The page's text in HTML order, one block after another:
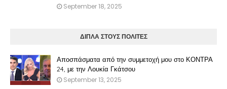
September 18, 2025
ΔΙΠΛΑ ΣΤΟΥΣ ΠΟΛΙΤΕΣ
Αποσπάσματα από την συμμετοχή μου στο ΚΟΝΤΡΑ
24, με την Λουκία Γκάτσου
September 13, 2025